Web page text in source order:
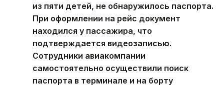
из пяти детей, не обнаружилось паспорта.
При оформлении на рейс документ
находился у пассажира, что
подтверждается видеозаписью.
Сотрудники авиакомпании
самостоятельно осуществили поиск
паспорта в терминале и на борту